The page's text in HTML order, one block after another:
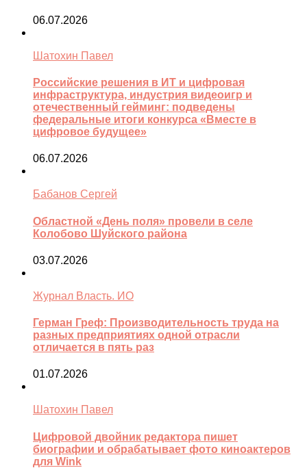
06.07.2026
Шатохин Павел
Российские решения в ИТ и цифровая
инфраструктура, индустрия видеоигр и
отечественный гейминг: подведены
федеральные итоги конкурса «Вместе в
цифровое будущее»
06.07.2026
Бабанов Сергей
Областной «День поля» провели в селе
Колобово Шуйского района
03.07.2026
Журнал Власть. ИО
Герман Греф: Производительность труда на
разных предприятиях одной отрасли
отличается в пять раз
01.07.2026
Шатохин Павел
Цифровой двойник редактора пишет
биографии и обрабатывает фото киноактеров
для Wink